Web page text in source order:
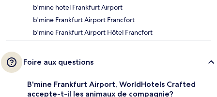
b'mine hotel Frankfurt Airport
b'mine Frankfurt Airport Francfort
b'mine Frankfurt Airport Hôtel Francfort
Foire aux questions
B'mine Frankfurt Airport, WorldHotels Crafted
accepte-t-il les animaux de compagnie?